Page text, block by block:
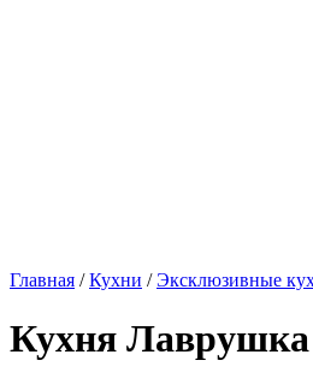
Главная /Кухни /Эксклюзивные
Кухня Лаврушка